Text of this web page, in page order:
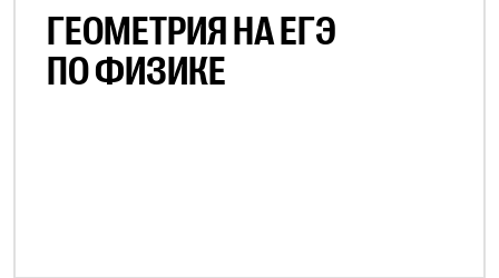
ГЕОМЕТРИЯ НА ЕГЭ
ПО ФИЗИКЕ